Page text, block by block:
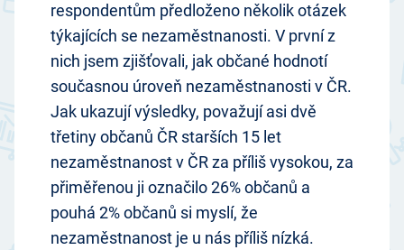
respondentům předloženo několik otázek
týkajících se nezaměstnanosti. V první z
nich jsem zjišťovali, jak občané hodnotí
současnou úroveň nezaměstnanosti v ČR.
Jak ukazují výsledky, považují asi dvě
třetiny občanů ČR starších 15 let
nezaměstnanost v ČR za příliš vysokou, za
přiměřenou ji označilo 26% občanů a
pouhá 2% občanů si myslí, že
nezaměstnanost je u nás příliš nízká.